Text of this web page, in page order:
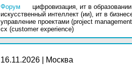
Форум цифровизация, ит в
искусственный интеллект (ии), ит в
управление проектами (project
cx (customer experience)
16.11.2026 | Москва